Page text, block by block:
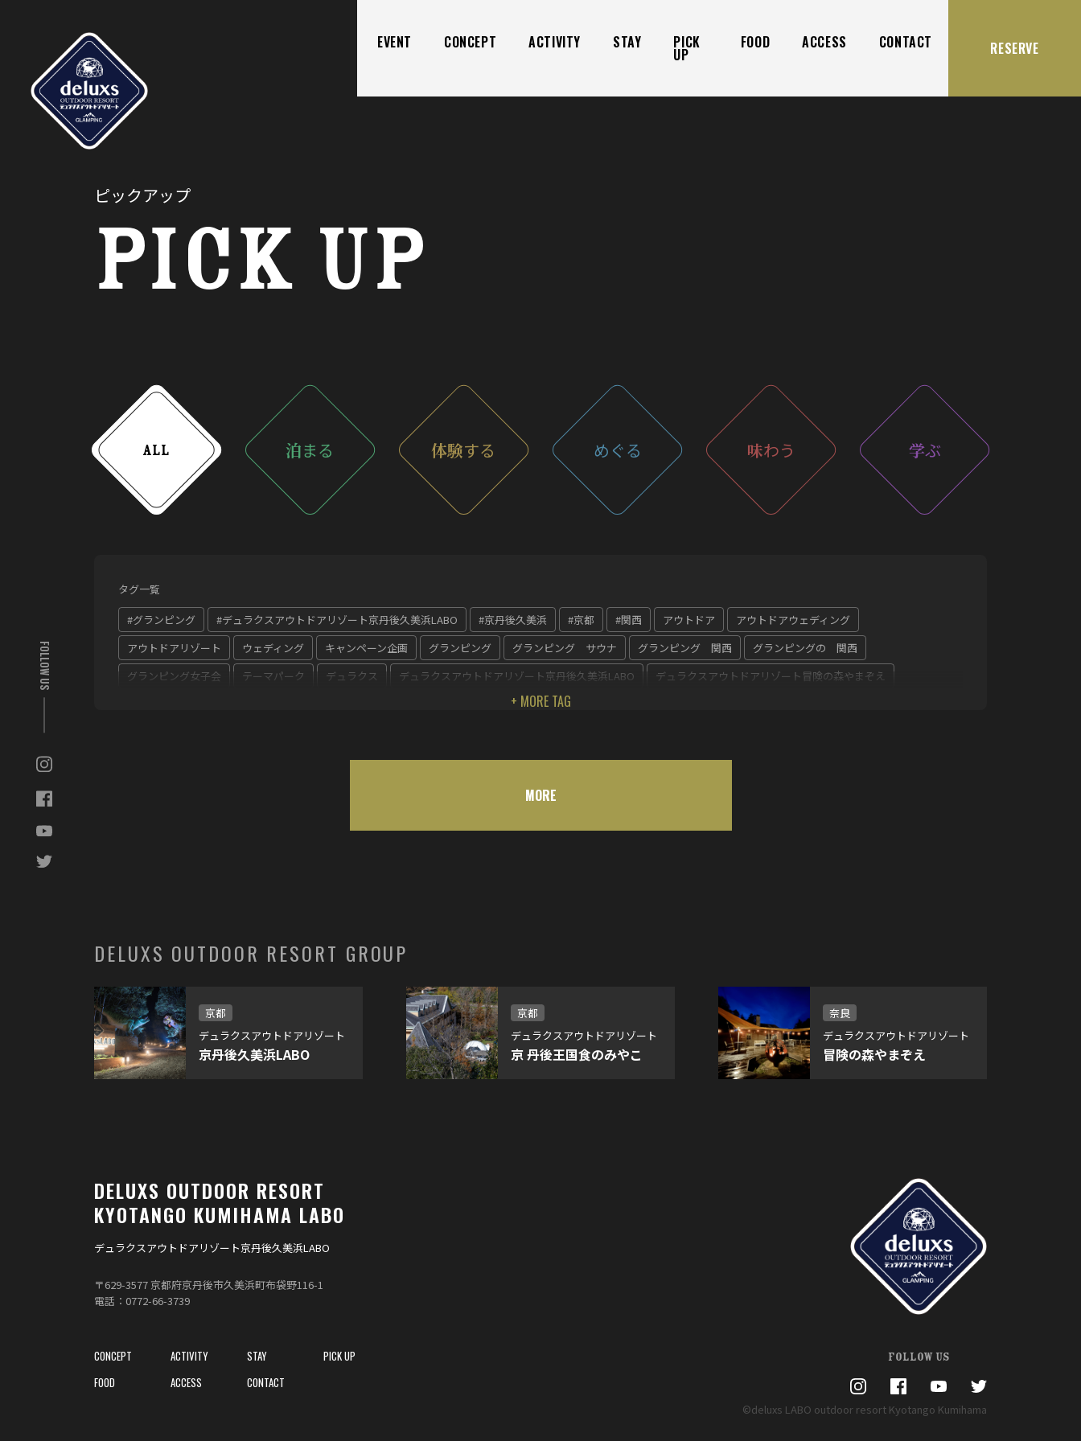
EVENT CONCEPT ACTIVITY STAY PICK
UP
FOOD ACCESS CONTACT RESERVE
FOLLOW US
ピックアップ
PICK UP
ALL 泊まる 体験する めぐる 味わう 学ぶ
タグ一覧
#グランピング
#デュラクスアウトドアリゾート京丹後久美浜LABO #京丹後久美浜 #京都 #関西 アウトドア
アウトドアウェディング
アウトドアリゾート
ウェディング キャンペーン企画 グランピング グランピング サウナ グランピング 関西
グランピングの 関西
グランピング女子会
テーマパーク デュラクス デュラクスアウトドアリゾート京丹後久美浜LABO
デュラクスアウトドアリゾート冒険の森やまぞえ
丹後王国 京 丹後
MORE
DELUXS OUTDOOR RESORT GROUP
京都
デュラクスアウトドアリゾート
京丹後久美浜LABO
京都
デュラクスアウトドアリゾート
京 丹後王国食のみやこ
奈良
デュラクスアウトドアリゾート
冒険の森やまぞえ
DELUXS OUTDOOR RESORT
KYOTANGO KUMIHAMA LABO
デュラクスアウトドアリゾート京丹後久美浜LABO
〒629-3577 京都府京丹後市久美浜町布袋野116-1
電話：0772-66-3739
CONCEPT ACTIVITY STAY
PICK UP
FOOD
ACCESS CONTACT
FOLLOW US
©deluxs LABO outdoor resort Kyotango Kumihama